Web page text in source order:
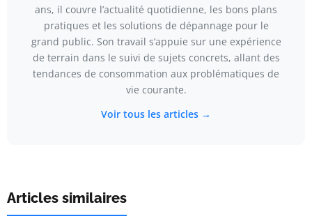
ans, il couvre l’actualité quotidienne, les bons plans
pratiques et les solutions de dépannage pour le
grand public. Son travail s’appuie sur une expérience
de terrain dans le suivi de sujets concrets, allant des
tendances de consommation aux problématiques de
vie courante.
Voir tous les articles →
Articles similaires